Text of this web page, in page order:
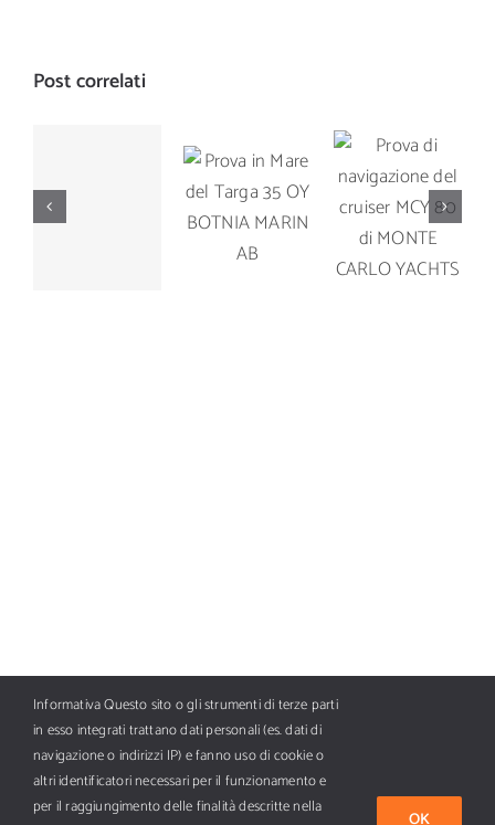
Post correlati
Prova di
navigazione
Prova in
Mare del
Targa 35
OY
BOTNIA
navigazione
del cruiser
MCY 80 di
CARLO
Informativa Questo sito o gli strumenti di terze parti
in esso integrati trattano dati personali (es. dati di
navigazione o indirizzi IP) e fanno uso di cookie o
altri identificatori necessari per il funzionamento e
per il raggiungimento delle finalità descritte nella
OK